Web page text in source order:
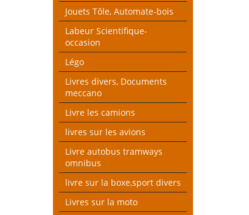
Jouets Tôle, Automate-bois
Labeur Scientifique-
occasion
Légo
Livres divers, Documents
meccano
Livre les camions
livres sur les avions
Livre autobus tramways
omnibus
livre sur la boxe,sport divers
Livres sur la moto